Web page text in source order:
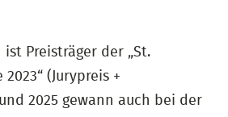
ist Preisträger der „St.
(Jurypreis +
2025 gewann auch bei der